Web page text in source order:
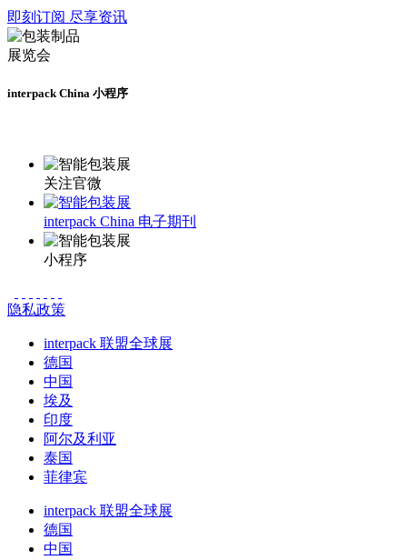
即刻订阅 尽享资讯
interpack China 小程序
关注官微
interpack China 电子期刊
小程序
隐私政策
interpack 联盟全球展
德国
中国
埃及
印度
阿尔及利亚
泰国
菲律宾
interpack 联盟全球展
德国
中国